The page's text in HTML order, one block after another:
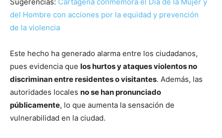
del Hombre con acciones por la equidad y prevención
de la violencia
Este hecho ha generado alarma entre los ciudadanos,
pues evidencia que los hurtos y ataques violentos no
discriminan entre residentes o visitantes. Además, las
autoridades locales no se han pronunciado
públicamente, lo que aumenta la sensación de
vulnerabilidad en la ciudad.